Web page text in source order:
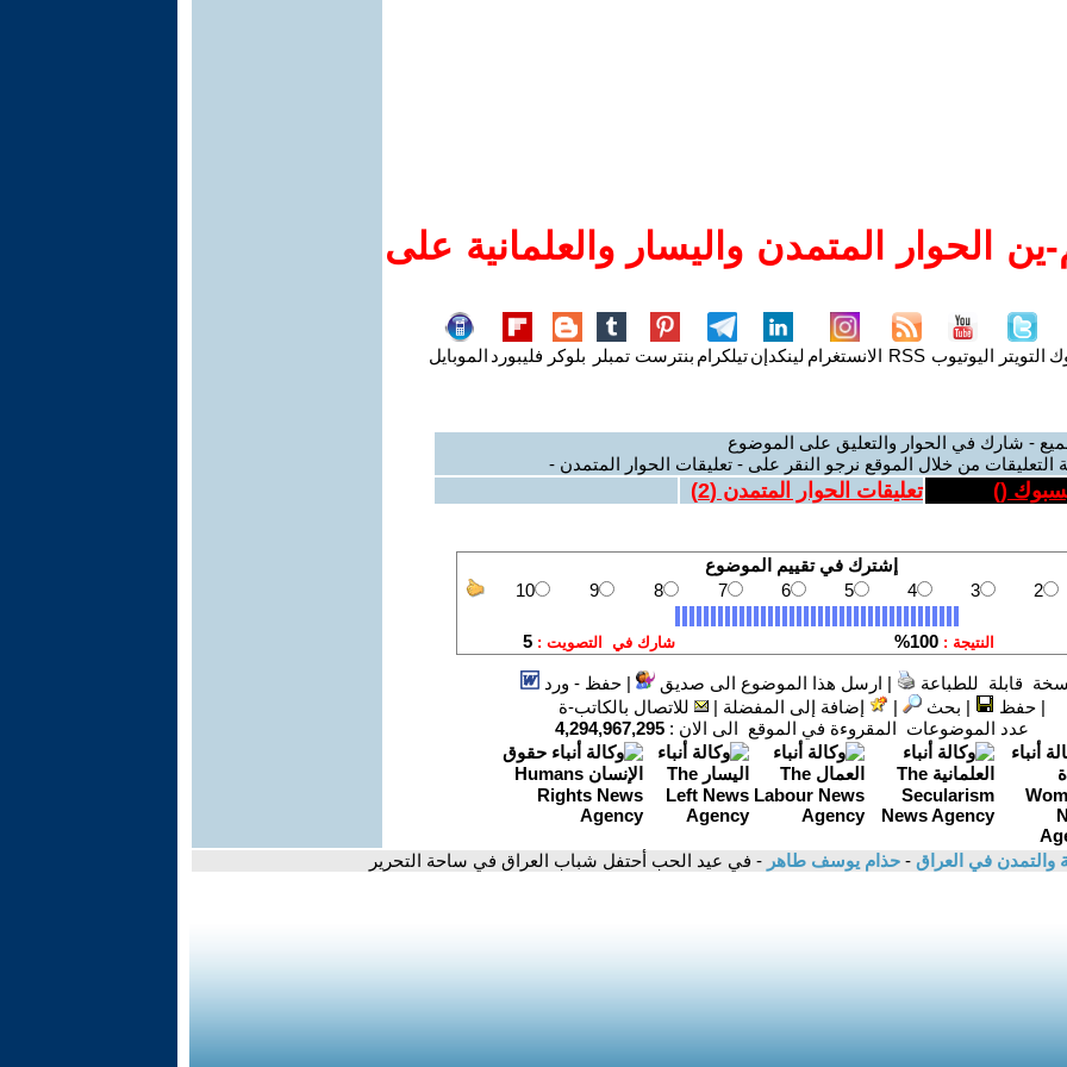
الحوار المتمدن واليسار والعلمانية على
التويتر اليوتيوب RSS الانستغرام لينكدإنتيلكرام بنترست تمبلر بلوكر فليبورد الموبايل
- شارك في الحوار والتعليق على الموضوع
التعليقات من خلال الموقع نرجو النقر على - تعليقات الحوار المتمدن -
(
) تعليقات الحوار المتمدن (2
)
قابلة للطباعة | ارسل هذا الموضوع الى صديق |حفظ - ورد
|حفظ | بحث | إضافة إلى المفضلة |
للاتصال بالكاتب-ة
عدد الموضوعات المقروءة في الموقع الى الان : 4,294,967,295
والتمدن في العراق - حذام يوسف طاهر - في عيد الحب أحتفل شباب العراق في ساحة التحرير